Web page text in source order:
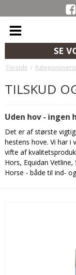
SE
Forside /
TILSKUD
Uden hov - ingen
Det er af største
hestens hove. Vi har i
vifte af
Hors, Equidan
Horse - både til ind-